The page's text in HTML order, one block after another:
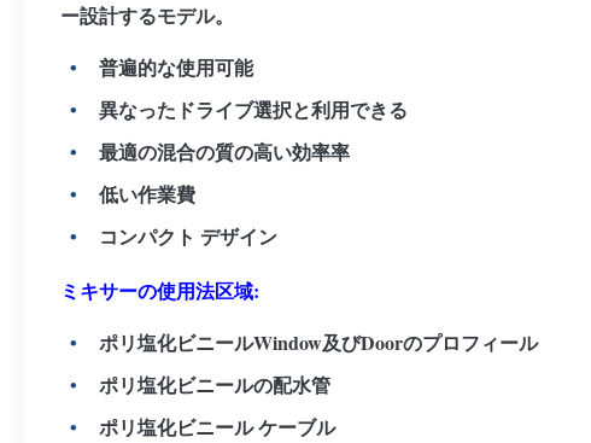
ー設計するモデル。
普遍的な使用可能
異なったドライブ選択と利用できる
最適の混合の質の高い効率率
低い作業費
コンパクト デザイン
ミキサーの使用法区域:
ポリ塩化ビニールWindow及びDoorのプロフィール
ポリ塩化ビニールの配水管
ポリ塩化ビニール ケーブル